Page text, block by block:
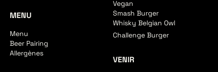
MENU
Menu
Beer Pairing
Allergènes
Vegan
Smash Burger
Whisky Belgian Owl
Challenge Burger
VENIR